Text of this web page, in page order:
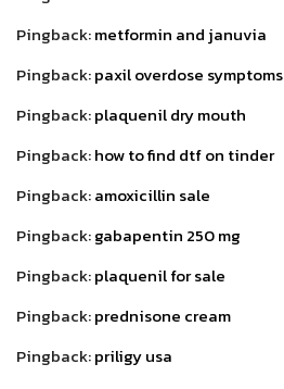
Pingback:metformin and januvia
Pingback:paxil overdose symptoms
Pingback:plaquenil dry mouth
Pingback:how to find dtf on tinder
Pingback:amoxicillin sale
Pingback:gabapentin 250 mg
Pingback:plaquenil for sale
Pingback:prednisone cream
Pingback:priligy usa